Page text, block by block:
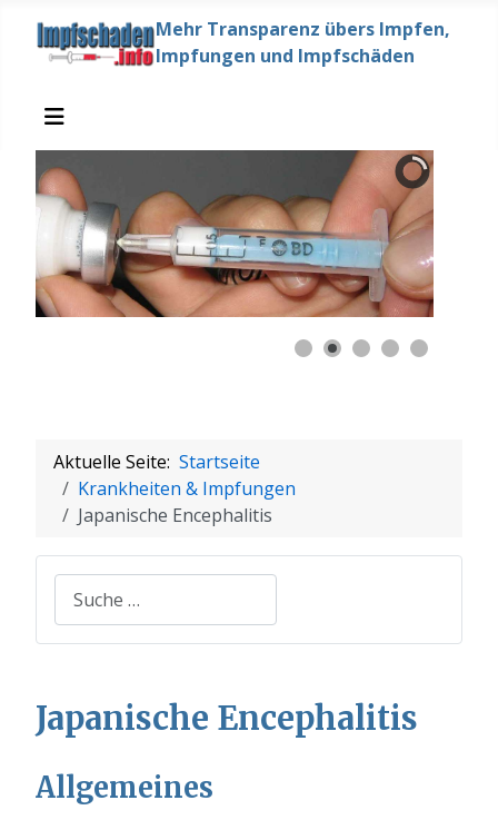
Mehr Transparenz übers Impfen,
Impfungen und Impfschäden
Aktuelle Seite: Startseite
Krankheiten & Impfungen
Japanische Encephalitis
Suchen
Japanische Encephalitis
Allgemeines